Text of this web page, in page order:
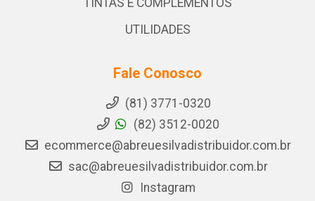
TINTAS E COMPLEMENTOS
UTILIDADES
Fale Conosco
(81) 3771-0320
(82) 3512-0020
ecommerce@abreuesilvadistribuidor.com.br
sac@abreuesilvadistribuidor.com.br
Instagram